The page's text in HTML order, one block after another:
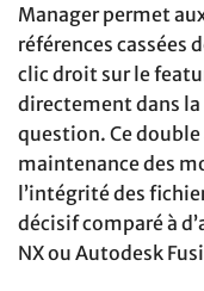
Manager permet
références cassées
clic droit sur le
directement dans
question. Ce
maintenance des
l’intégrité des
décisif comparé à
NX ou Autodesk